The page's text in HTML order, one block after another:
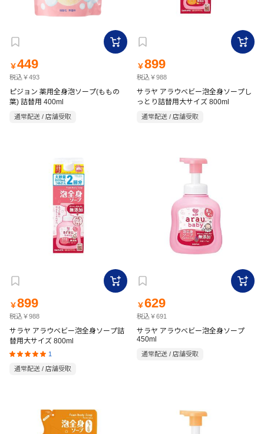
￥449
税込￥493
ピジョン 薬用全身泡ソープ(ももの
葉) 詰替用 400ml
通常配送 / 店舗受取
￥899
税込￥988
サラヤ アラウベビー泡全身ソープし
っとり詰替用大サイズ 800ml
通常配送 / 店舗受取
￥899
税込￥988
サラヤ アラウベビー泡全身ソープ詰
替用大サイズ 800ml
1
通常配送 / 店舗受取
￥629
税込￥691
サラヤ アラウベビー泡全身ソープ
450ml
通常配送 / 店舗受取